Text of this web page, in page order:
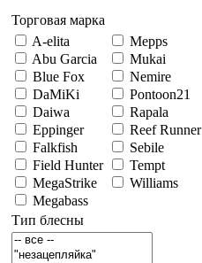
Торговая марка
A-elita
Abu Garcia
Blue Fox
DaMiKi
Daiwa
Eppinger
Falkfish
Field Hunter
MegaStrike
Megabass
Mepps
Mukai
Nemire
Pontoon21
Rapala
Reef Runner
Sebile
Tempt
Williams
Тип блесны